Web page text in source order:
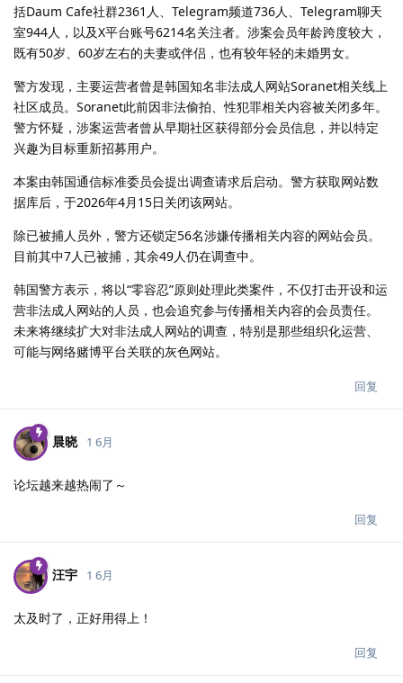
括Daum Cafe社群2361人、Telegram频道736人、Telegram聊天
室944人，以及X平台账号6214名关注者。涉案会员年龄跨度较大，
既有50岁、60岁左右的夫妻或伴侣，也有较年轻的未婚男女。
警方发现，主要运营者曾是韩国知名非法成人网站Soranet相关线上
社区成员。Soranet此前因非法偷拍、性犯罪相关内容被关闭多年。
警方怀疑，涉案运营者曾从早期社区获得部分会员信息，并以特定
兴趣为目标重新招募用户。
本案由韩国通信标准委员会提出调查请求后启动。警方获取网站数
据库后，于2026年4月15日关闭该网站。
除已被捕人员外，警方还锁定56名涉嫌传播相关内容的网站会员。
目前其中7人已被捕，其余49人仍在调查中。
韩国警方表示，将以“零容忍”原则处理此类案件，不仅打击开设和运
营非法成人网站的人员，也会追究参与传播相关内容的会员责任。
未来将继续扩大对非法成人网站的调查，特别是那些组织化运营、
可能与网络赌博平台关联的灰色网站。
回复
晨晓 1 6月
论坛越来越热闹了～
回复
汪宇 1 6月
太及时了，正好用得上！
回复